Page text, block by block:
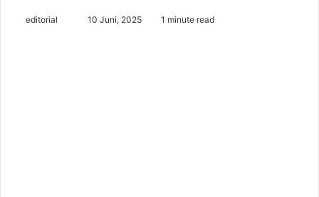
editorial
Send10 Juni, 2025 1 minute read